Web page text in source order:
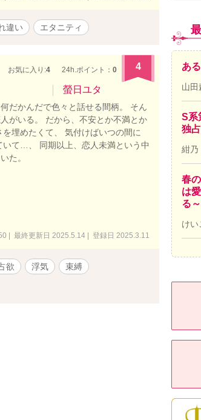
違い エタニティ
お気に入り:4 24h.ポイント： 0 4
螢日ユタ
だかんだで色々と話せる間柄。 そん
がいる。 だから、不安とか不満とか
埋めたくて、 気付けばいつの間に
て…、 同期以上、恋人未満という中
た。
| 最終更新日 2025.5.14 | 登録日 2025.3.11
欲 浮気
束縛
あ
山田
S系
独
紺乃
春
は
る～
けい